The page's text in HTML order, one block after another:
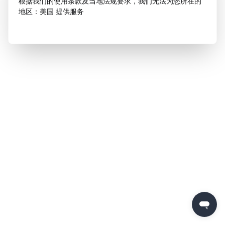
地区：美国 提供服务